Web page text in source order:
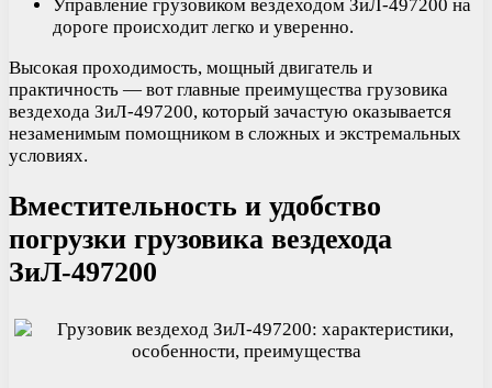
Управление грузовиком вездеходом ЗиЛ-497200 на
дороге происходит легко и уверенно.
Высокая проходимость, мощный двигатель и
практичность — вот главные преимущества грузовика
вездехода ЗиЛ-497200, который зачастую оказывается
незаменимым помощником в сложных и экстремальных
условиях.
Вместительность и удобство
погрузки грузовика вездехода
ЗиЛ-497200